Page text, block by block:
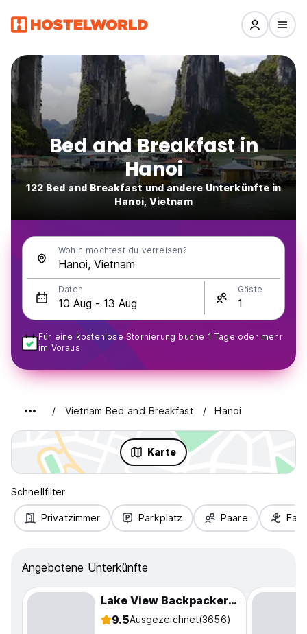
Bed and Breakfast in
Hanoi
122 Bed and Breakfast und andere Unterkünfte in
Hanoi, Vietnam
Wohin möchtest du verreisen?
Daten Gäste
Für eine kostenlose Stornierung buche 1 Tage oder mehr
im Voraus
Vietnam Bed and Breakfast Hanoi
Karte
Schnellfilter
Privatzimmer Parkplatz Paare
Angebotene Unterkünfte
Lake View Backpackers Hostel Rooftop Bar
9.5Ausgezeichnet(3656)